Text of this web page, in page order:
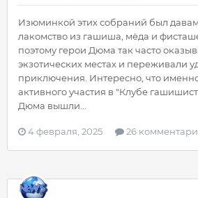
Изюминкой этих собраний был
лакомство из гашиша, мёда и
поэтому герои Дюма так часто
экзотических местах и переживали
приключения. Интересно, что
активного участия в "Клубе
Дюма вышли...
4 февраля, 2025 26